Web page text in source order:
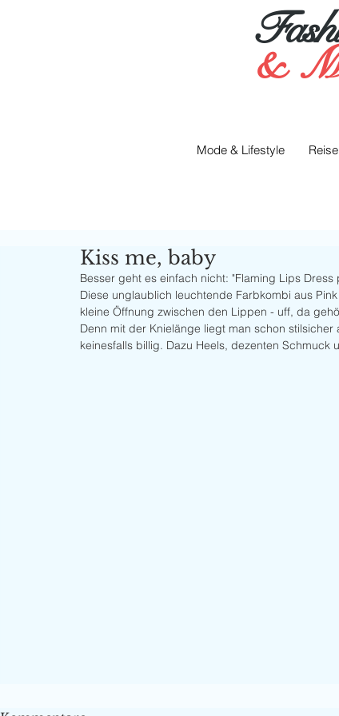
&
Mode & Lifestyle Reise
Kiss me, baby
Besser geht es einfach nicht: "Flaming Lips
Diese unglaublich leuchtende Farbkombi aus
kleine Öffnung zwischen den Lippen - uff, da
Denn mit der Knielänge liegt man schon
keinesfalls billig. Dazu Heels, dezenten